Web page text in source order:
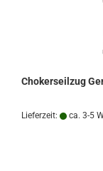
Chokerseilzug
Lieferzeit: ca. 3-5